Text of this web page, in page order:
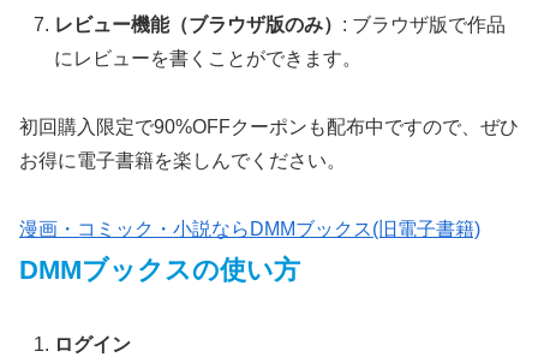
レビュー機能（ブラウザ版のみ） : ブラウザ版で作品
にレビューを書くことができます。
初回購入限定で90%OFFクーポンも配布中ですので、ぜひ
お得に電子書籍を楽しんでください。
漫画・コミック・小説ならDMMブックス(旧電子書籍)
DMMブックスの使い方
ログイン